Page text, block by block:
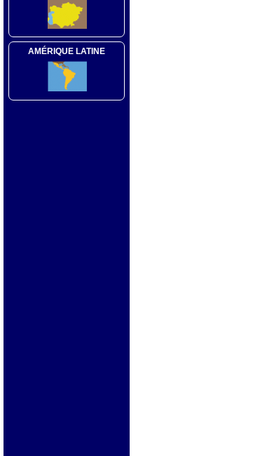
AMÉRIQUE LATINE